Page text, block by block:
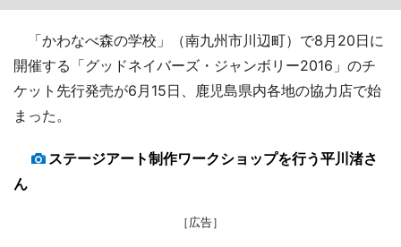
「かわなべ森の学校」（南九州市川辺町）で8月20日に
開催する「グッドネイバーズ・ジャンボリー2016」のチ
ケット先行発売が6月15日、鹿児島県内各地の協力店で始
まった。
ステージアート制作ワークショップを行う平川渚さ
ん
［広告］